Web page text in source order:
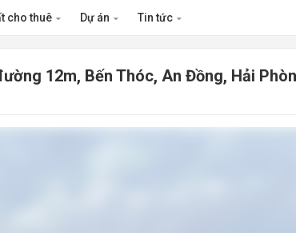
cho thuê Dự án Tin tức
12m, Bến Thóc, An Đồng, Hải